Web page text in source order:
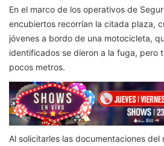
En el marco de los operativos de
encubiertos recorrían la citada plaza,
jóvenes a bordo de una motocicleta,
identificados se dieron a la fuga, pero
pocos metros.
Al solicitarles las documentaciones